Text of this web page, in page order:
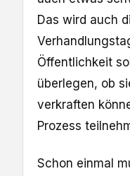
Das wird auch
Öffentlichkeit
überlegen, ob
verkraften
Prozess
Schon einmal